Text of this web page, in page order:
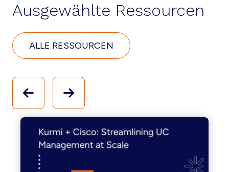
Ausgewählte Ressourcen
ALLE RESSOURCEN